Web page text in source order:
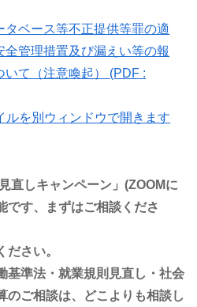
タベース等不正提供等罪の適
全管理措置及び漏えい等の報
て（注意喚起） (PDF :
直しキャンペーン」(ZOOMに
です、まずはご相談くださ
ださい。
準法・就業規則見直し・社会
のご相談は、どこよりも相談し